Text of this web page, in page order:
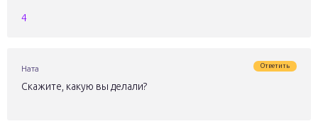
4
Ната Ответить
Скажите, какую вы делали?